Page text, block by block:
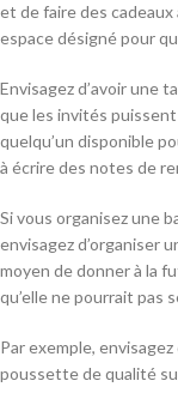
et de faire des cadeaux
espace désigné pour
Envisagez d’avoir une
que les invités puissent
quelqu’un disponible
à écrire des notes de
Si vous organisez une
envisagez d’organiser
moyen de donner à la
qu’elle ne pourrait pas
Par exemple,
poussette de qualité